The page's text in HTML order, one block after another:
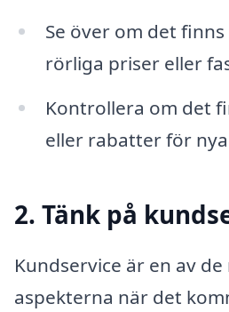
Se över om det
rörliga priser eller
Kontrollera om det
eller rabatter för
2. Tänk på
Kundservice är en av
aspekterna när det